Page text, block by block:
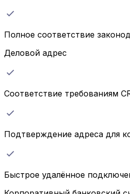
Полное соответствие
Деловой адрес
Соответствие требованиям
Подтверждение адреса для
Быстрое удалённое